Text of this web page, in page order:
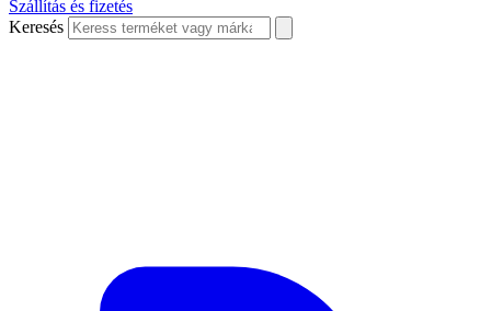
Szállítás és fizetés
Keresés